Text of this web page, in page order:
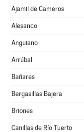
Ajamil de Cameros
Alesanco
Anguiano
Arrúbal
Bañares
Bergasillas Bajera
Briones
Canillas de Río Tuerto